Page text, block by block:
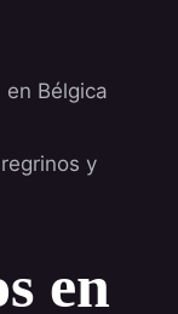
Bélgica
y
en